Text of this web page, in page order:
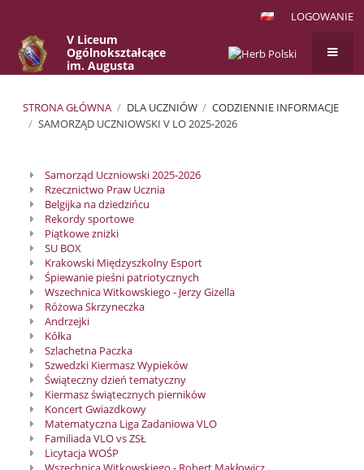
LOGOWANIE
V Liceum
Ogólnokształcące
im. Augusta
Witkowskiego
STRONA GŁÓWNA / DLA UCZNIÓW / CODZIENNIE INFORMACJE
/ SAMORZĄD UCZNIOWSKI V LO 2025-2026
Uczniowski
LO
2025-
2026
Samorząd Uczniowski 2025-2026
Rzecznictwo Praw Ucznia
Belgijka na dziedzińcu
Rekordy sportowe
Piątkowe zniżki
SU BOX
Krakowski Międzyszkolny Esport
Śpiewanie pieśni patriotycznych
Wszechnica Witkowskiego - Jerzy Gizella
Różowa Skrzyneczka
Andrzejki
Kółka
Szlachetna Paczka
Szwedzki Kiermasz Wypieków
Świąteczny dzień tematyczny
Kiermasz świątecznych pierników
Koncert Gwiazdkowy
Matematyczna Liga Zadaniowa VLO
Familiada VLO vs ZSŁ
Licytacja WOŚP